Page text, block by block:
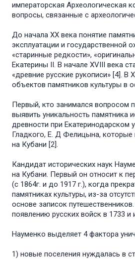
императорская Археологическая
вопросы, связанные с
До начала XX века понятие
эксплуатации и государственной
«старинные редкости»,
Екатерины II. В начале XVIII века
«древние русские рукописи» [4]. В
объектов памятников культуры в
Первый, кто занимался вопросом
выявить уникальность памятника
древности при
Гладкого, Е. Д Фелицына, которые
на Кубани [2].
Кандидат исторических наук
на Кубани. Первый он относит к
(с 1864г. и до 1917 г.), когда
памятниках культуры, из-за
основе записок
появлению русских войск в 1733 и
Науменко выделяет 4 фактора
1) новые поселения нуждалась в